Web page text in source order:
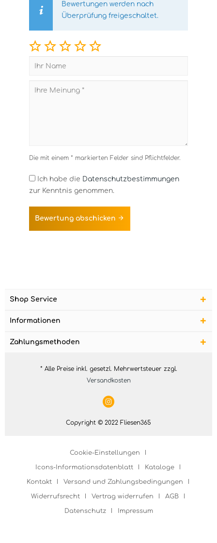
Bewertungen werden nach
Überprüfung freigeschaltet.
Die mit einem * markierten Felder sind Pflichtfelder.
Ich habe die Datenschutzbestimmungen
zur Kenntnis genommen.
Bewertung abschicken
Shop Service
Informationen
Zahlungsmethoden
* Alle Preise inkl. gesetzl. Mehrwertsteuer zzgl.
Versandkosten
Copyright © 2022 Fliesen365
Cookie-Einstellungen
Icons-Informationsdatenblatt Kataloge
Kontakt Versand und Zahlungsbedingungen
Widerrufsrecht Vertrag widerrufen AGB
Datenschutz Impressum